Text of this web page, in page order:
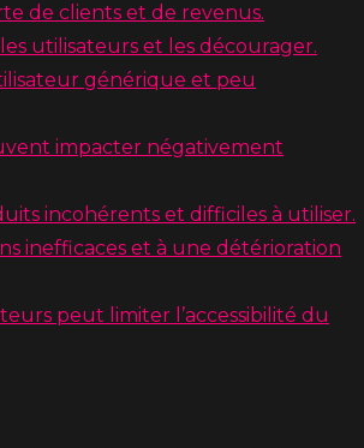
de clients et de revenus.
utilisateurs et les décourager.
générique et peu
impacter négativement
incohérents et difficiles à utiliser.
inefficaces et à une détérioration
peut limiter l’accessibilité du